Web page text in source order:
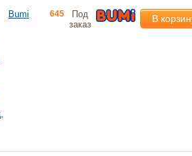
Bumi 645
Под
заказ
В